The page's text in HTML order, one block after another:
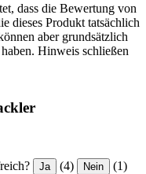
dass die Bewertung von
dieses Produkt tatsächlich
aber grundsätzlich
Hinweis schließen
Ja (4) Nein (1)